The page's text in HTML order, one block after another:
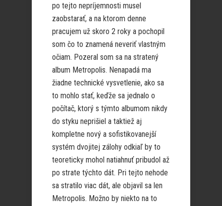
po tejto nepríjemnosti musel
zaobstarať, a na ktorom denne
pracujem už skoro 2 roky a pochopil
som čo to znamená neveriť vlastným
očiam. Pozeral som sa na stratený
album Metropolis. Nenapadá ma
žiadne technické vysvetlenie, ako sa
to mohlo stať, keďže sa jednalo o
počítač, ktorý s týmto albumom nikdy
do styku neprišiel a taktiež aj
kompletne nový a sofistikovanejší
systém dvojitej zálohy odkiaľ by to
teoreticky mohol natiahnuť pribudol až
po strate týchto dát. Pri tejto nehode
sa stratilo viac dát, ale objavil sa len
Metropolis. Možno by niekto na to